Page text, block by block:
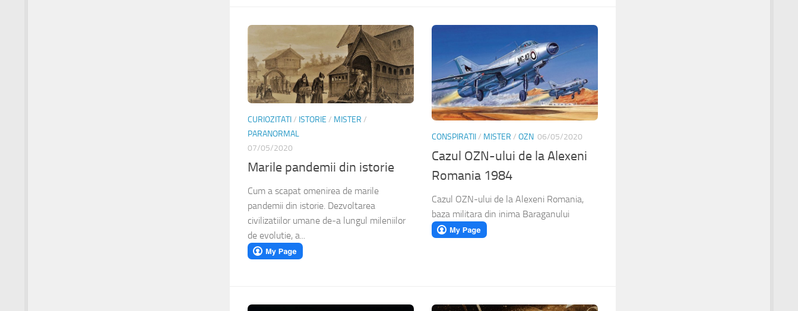
CURIOZITATI/ ISTORIE / MISTER /
PARANORMAL
07/05/2020
Marile pandemii din istorie
Cum a scapat omenirea de marile
pandemii din istorie. Dezvoltarea
civilizatiilor umane de-a lungul mileniilor
de evolutie, a...
CONSPIRATII/ MISTER / OZN 06/05/2020
Cazul OZN-ului de la Alexeni
Romania 1984
Cazul OZN-ului de la Alexeni Romania,
baza militara din inima Baraganului